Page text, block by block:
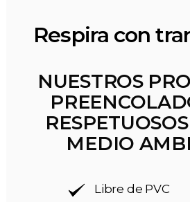
Respira con
NUESTROS
MEDIO
Libre de PVC